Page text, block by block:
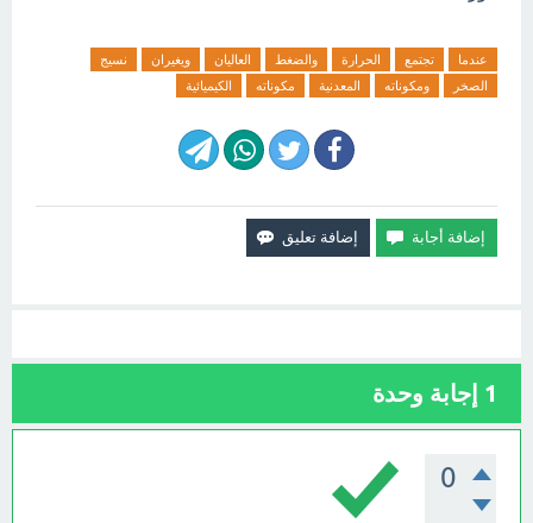
عندما تجتمع الحرارة والضغط العاليان ويغيران
نسيج
الصخر
ومكوناته المعدنية مكوناته الكيميائية
1 إجابة وحدة
0